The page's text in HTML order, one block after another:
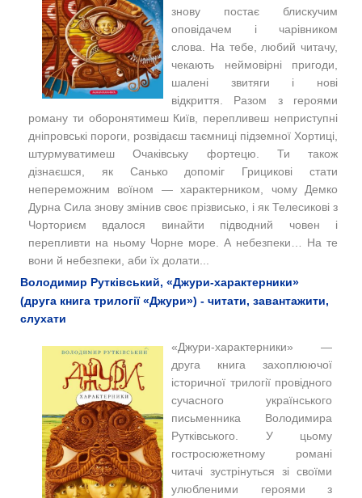
знову постає блискучим
оповідачем і чарівником
слова. На тебе, любий читачу,
чекають неймовірні пригоди,
шалені звитяги і нові
відкриття. Разом з героями
роману ти оборонятимеш Київ, перепливеш неприступні
дніпровські пороги, розвідаєш таємниці підземної Хортиці,
штурмуватимеш Очаківську фортецю. Ти також
дізнаєшся, як Санько допоміг Грицикові стати
непереможним воїном — характерником, чому Демко
Дурна Сила знову змінив своє прізвисько, і як Телесикові з
Чорториєм вдалося винайти підводний човен і
перепливти на ньому Чорне море. А небезпеки… На те
вони й небезпеки, аби їх долати...
Володимир Рутківський, «Джури-характерники»
(друга книга трилогії «Джури») - читати, завантажити,
слухати
«Джури-характерники» —
друга книга захоплюючої
історичної трилогії провідного
сучасного українського
письменника Володимира
Рутківського. У цьому
гостросюжетному романі
читачі зустрінуться зі своїми
улюбленими героями з